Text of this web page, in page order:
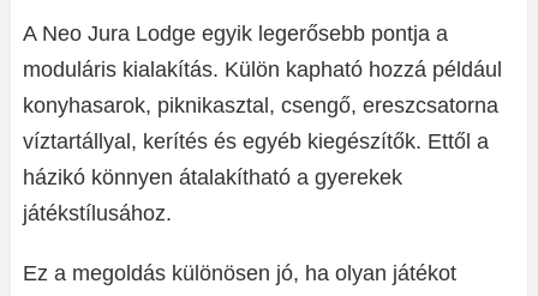
A Neo Jura Lodge egyik legerősebb pontja a
moduláris kialakítás. Külön kapható hozzá például
konyhasarok, piknikasztal, csengő, ereszcsatorna
víztartállyal, kerítés és egyéb kiegészítők. Ettől a
házikó könnyen átalakítható a gyerekek
játékstílusához.
Ez a megoldás különösen jó, ha olyan játékot